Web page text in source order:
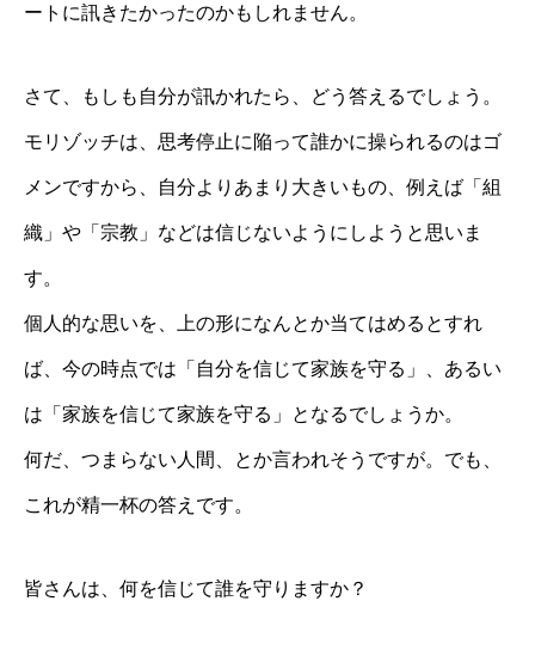
ートに訊きたかったのかもしれません。
さて、もしも自分が訊かれたら、どう答えるでしょう。
モリゾッチは、思考停止に陥って誰かに操られるのはゴ
メンですから、自分よりあまり大きいもの、例えば「組
織」や「宗教」などは信じないようにしようと思いま
す。
個人的な思いを、上の形になんとか当てはめるとすれ
ば、今の時点では「自分を信じて家族を守る」、あるい
は「家族を信じて家族を守る」となるでしょうか。
何だ、つまらない人間、とか言われそうですが。でも、
これが精一杯の答えです。
皆さんは、何を信じて誰を守りますか？